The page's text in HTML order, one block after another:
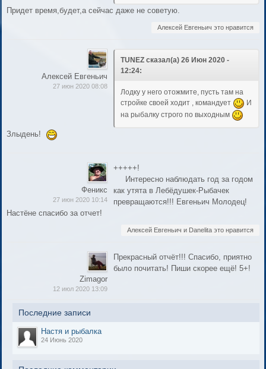
Придет время,будет,а сейчас даже не советую.
Алексей Евгеньич это нравится
Алексей Евгеньич
27 июн 2020 08:08
TUNEZ сказал(а) 26 Июн 2020 -
12:24:
Лодку у него отожмите, пусть там на
стройке своей ходит , командует
И
на рыбалку строго по выходным
Злыдень!
Феникс
27 июн 2020 10:14
+++++!
Интересно наблюдать год за годом
как утята в Лебёдушек-Рыбачек
превращаются!!! Евгеньич Молодец!
Настёне спасибо за отчет!
Алексей Евгеньич и Danelita это нравится
Zimagor
12 июл 2020 13:09
Прекрасный отчёт!!! Спасибо, приятно
было почитать! Пиши скорее ещё! 5+!
Последние записи
Настя и рыбалка
24 Июнь 2020